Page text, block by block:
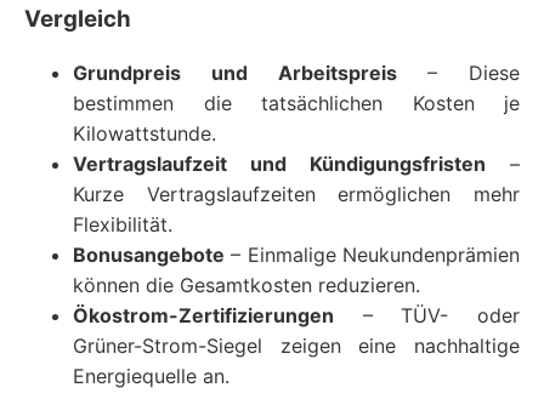
Vergleich
Grundpreis und Arbeitspreis– Diese
bestimmen die tatsächlichen Kosten je
Kilowattstunde.
Vertragslaufzeit und Kündigungsfristen –
Kurze Vertragslaufzeiten ermöglichen mehr
Flexibilität.
Bonusangebote – Einmalige Neukundenprämien
können die Gesamtkosten reduzieren.
Ökostrom-Zertifizierungen – TÜV- oder
Grüner-Strom-Siegel zeigen eine nachhaltige
Energiequelle an.